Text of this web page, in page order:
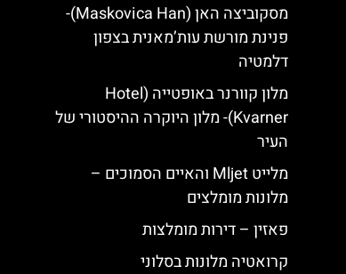
מסקוביצה האן (Maskovica Han)-
פנינת מורשת עות’מאנית בצפון
דלמטיה
מלון קוורנר באופטייה (Hotel
Kvarner)- מלון היוקרה ההיסטורי של
העיר
מלייט Mljet והאיים הסמוכים –
מלונות מומלצים
פאזין – דירות מומלצות
קרואטיה מלונות בסלוני